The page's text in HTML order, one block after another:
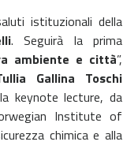
istituzionali della
. Seguirà la prima
ambiente e città”,
Gallina Toschi
keynote lecture, da
Institute of
chimica e alla